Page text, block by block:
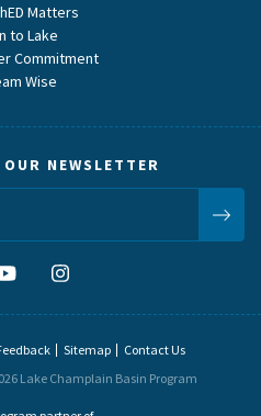
Matters
to Lake
Commitment
Wise
NEWSLETTER
Sitemap
Contact Us
Lake Champlain Basin Program